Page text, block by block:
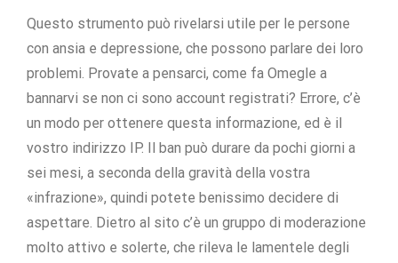
Questo strumento può rivelarsi utile per le persone
con ansia e depressione, che possono parlare dei loro
problemi. Provate a pensarci, come fa Omegle a
bannarvi se non ci sono account registrati? Errore, c’è
un modo per ottenere questa informazione, ed è il
vostro indirizzo IP. Il ban può durare da pochi giorni a
sei mesi, a seconda della gravità della vostra
«infrazione», quindi potete benissimo decidere di
aspettare. Dietro al sito c’è un gruppo di moderazione
molto attivo e solerte, che rileva le lamentele degli